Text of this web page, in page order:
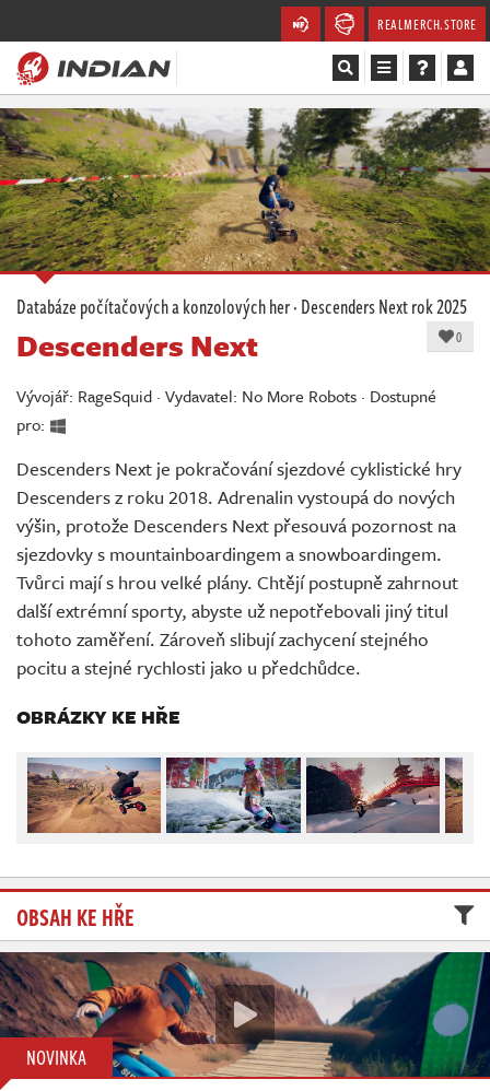
REALMERCH.STORE
Magazín
Recenze
Videa
Soutěže
Databáze
Komunita
Redakce
Živě
Databáze počítačových a konzolových her·Descenders Nextrok 2025
0
Descenders Next
Vývojář: RageSquid · Vydavatel: No More Robots · Dostupné
pro:
Descenders Next je pokračování sjezdové cyklistické hry
Descenders z roku 2018. Adrenalin vystoupá do nových
výšin, protože Descenders Next přesouvá pozornost na
sjezdovky s mountainboardingem a snowboardingem.
Tvůrci mají s hrou velké plány. Chtějí postupně zahrnout
další extrémní sporty, abyste už nepotřebovali jiný titul
tohoto zaměření. Zároveň slibují zachycení stejného
pocitu a stejné rychlosti jako u předchůdce.
OBRÁZKY KE HŘE
OBSAH KE HŘE
NOVINKA